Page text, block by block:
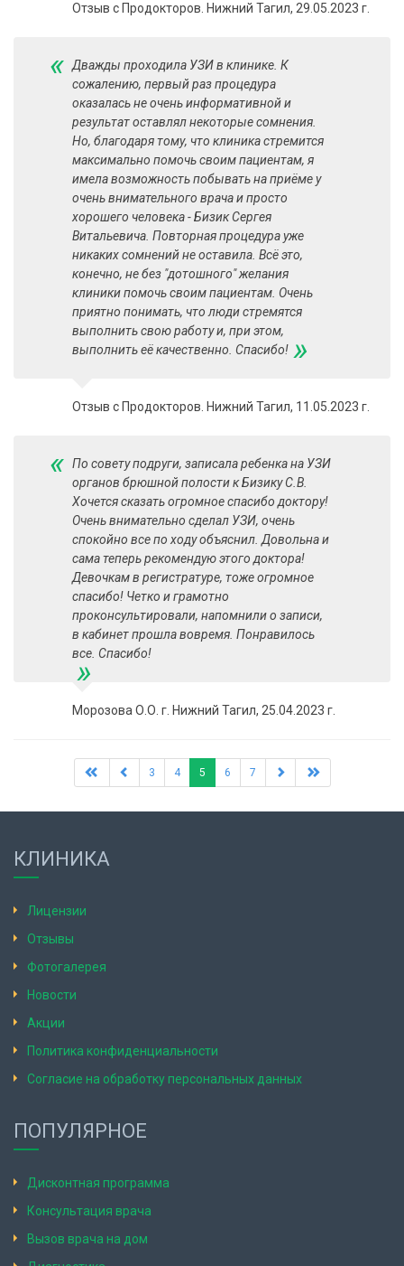
Отзыв с Продокторов. Нижний Тагил, 29.05.2023 г.
« Дважды проходила УЗИ в клинике. К
сожалению, первый раз процедура
оказалась не очень информативной и
результат оставлял некоторые сомнения.
Но, благодаря тому, что клиника стремится
максимально помочь своим пациентам, я
имела возможность побывать на приёме у
очень внимательного врача и просто
хорошего человека - Бизик Сергея
Витальевича. Повторная процедура уже
никаких сомнений не оставила. Всё это,
конечно, не без "дотошного" желания
клиники помочь своим пациентам. Очень
приятно понимать, что люди стремятся
выполнить свою работу и, при этом,
выполнить её качественно. Спасибо! »
Отзыв с Продокторов. Нижний Тагил, 11.05.2023 г.
« По совету подруги, записала ребенка на УЗИ
органов брюшной полости к Бизику С.В.
Хочется сказать огромное спасибо доктору!
Очень внимательно сделал УЗИ, очень
спокойно все по ходу объяснил. Довольна и
сама теперь рекомендую этого доктора!
Девочкам в регистратуре, тоже огромное
спасибо! Четко и грамотно
проконсультировали, напомнили о записи,
в кабинет прошла вовремя. Понравилось
все. Спасибо!
»
Морозова О.О. г. Нижний Тагил, 25.04.2023 г.
3 4 5 6 7
КЛИНИКА
Лицензии
Отзывы
Фотогалерея
Новости
Акции
Политика конфиденциальности
Согласие на обработку персональных данных
ПОПУЛЯРНОЕ
Дисконтная программа
Консультация врача
Вызов врача на дом